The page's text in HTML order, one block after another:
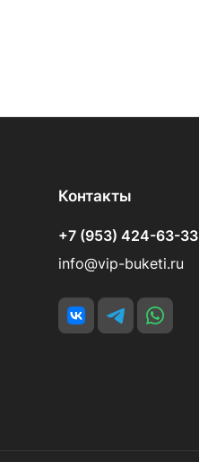
Контакты
+7 (953) 424-63-33
info@vip-buketi.ru